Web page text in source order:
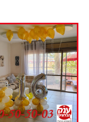
הכי